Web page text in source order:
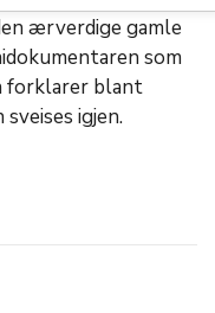
ærverdige gamle
som
forklarer blant
igjen.